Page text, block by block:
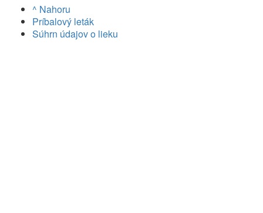
^ Nahoru
Príbalový leták
Súhrn údajov o lieku